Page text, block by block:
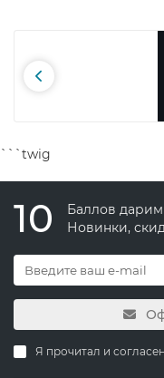
```twig
10
Баллов дарим
Новинки,
Я прочитал и